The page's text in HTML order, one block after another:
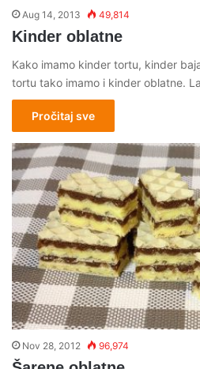
Aug 14, 2013 49,814
Kinder oblatne
Kako imamo kinder tortu, kinder
tortu tako imamo i kinder oblatne.
Pročitaj sve
Nov 28, 2012 96,974